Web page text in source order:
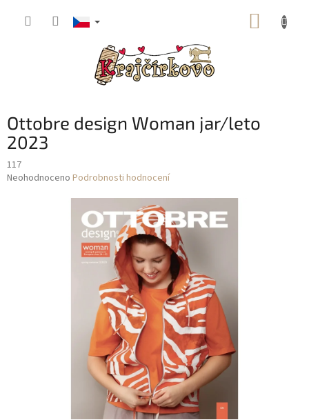
Ottobre design Woman jar/leto
2023
117
Průměrné
Neohodnoceno Podrobnosti hodnocení